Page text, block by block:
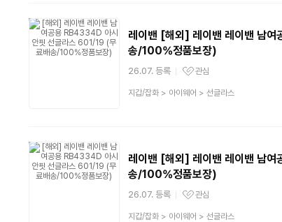
레이밴 [해외] 레이밴 레이밴 남
송/100%정품보장)
26.07. 등록
관심상품
관심
상
지갑/잡화> 아이웨어 > 선글라스
레이밴 [해외] 레이밴 레이밴 남
송/100%정품보장)
26.07. 등록
관심상품
관심
상
지갑/잡화> 아이웨어 > 선글라스